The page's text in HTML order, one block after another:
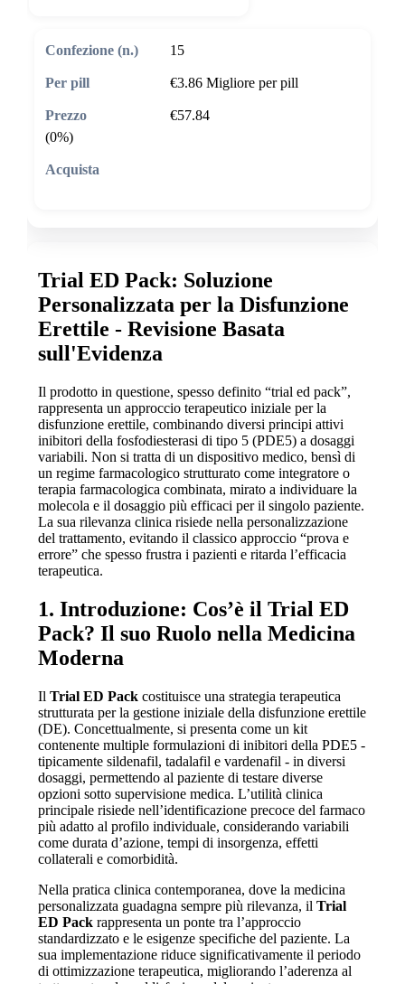
15
€3.86 Migliore per pill
€57.84
(0%)
Trial ED Pack: Soluzione
Personalizzata per la Disfunzione
Erettile - Revisione Basata
sull'Evidenza
Il prodotto in questione, spesso definito “trial ed pack”,
rappresenta un approccio terapeutico iniziale per la
disfunzione erettile, combinando diversi principi attivi
inibitori della fosfodiesterasi di tipo 5 (PDE5) a dosaggi
variabili. Non si tratta di un dispositivo medico, bensì di
un regime farmacologico strutturato come integratore o
terapia farmacologica combinata, mirato a individuare la
molecola e il dosaggio più efficaci per il singolo paziente.
La sua rilevanza clinica risiede nella personalizzazione
del trattamento, evitando il classico approccio “prova e
errore” che spesso frustra i pazienti e ritarda l’efficacia
terapeutica.
1. Introduzione: Cos’è il Trial ED
Pack? Il suo Ruolo nella Medicina
Moderna
Il Trial ED Packcostituisce una strategia terapeutica
strutturata per la gestione iniziale della disfunzione erettile
(DE). Concettualmente, si presenta come un kit
contenente multiple formulazioni di inibitori della PDE5 -
tipicamente sildenafil, tadalafil e vardenafil - in diversi
dosaggi, permettendo al paziente di testare diverse
opzioni sotto supervisione medica. L’utilità clinica
principale risiede nell’identificazione precoce del farmaco
più adatto al profilo individuale, considerando variabili
come durata d’azione, tempi di insorgenza, effetti
collaterali e comorbidità.
Nella pratica clinica contemporanea, dove la medicina
personalizzata guadagna sempre più rilevanza, il Trial
ED Packrappresenta un ponte tra l’approccio
standardizzato e le esigenze specifiche del paziente. La
sua implementazione riduce significativamente il periodo
di ottimizzazione terapeutica, migliorando l’aderenza al